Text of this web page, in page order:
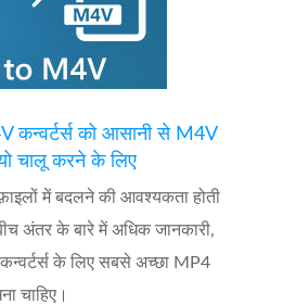
को आसानी से M4V
चालू करने के लिए
में बदलने की आवश्यकता होती
अंतर के बारे में अधिक जानकारी,
के लिए सबसे अच्छा MP4
चाहिए।